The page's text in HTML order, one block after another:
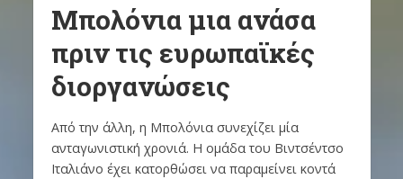
Μπολόνια μια ανάσα
πριν τις ευρωπαϊκές
διοργανώσεις
Από την άλλη, η Μπολόνια συνεχίζει μία
ανταγωνιστική χρονιά. Η ομάδα του Βιντσέντσο
Ιταλιάνο έχει κατορθώσει να παραμείνει κοντά